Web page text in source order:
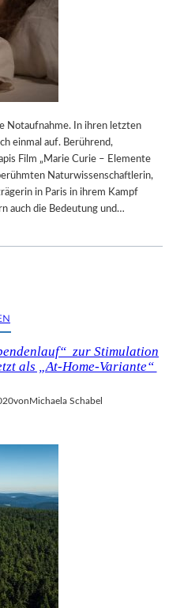
Notaufnahme. In ihren letzten
einmal auf. Berührend,
Film „Marie Curie – Elemente
Naturwissenschaftlerin,
in Paris in ihrem Kampf
auch die Bedeutung und…
zur Stimulation
als „At-Home-Variante“
von Michaela Schabel